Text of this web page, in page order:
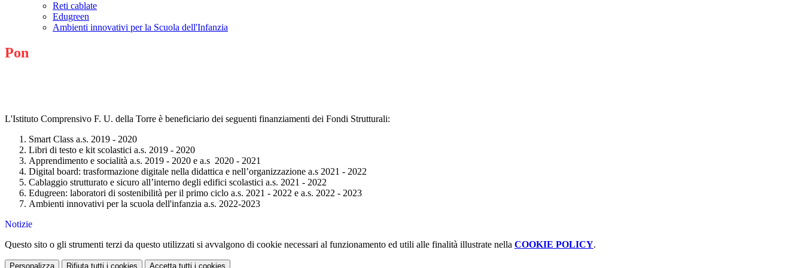
Reti cablate
Edugreen
Ambienti innovativi per la Scuola dell'Infanzia
Pon
L'Istituto Comprensivo F. U. della Torre è beneficiario dei seguenti finanziamenti dei Fondi Strutturali:
Smart Class a.s. 2019 - 2020
Libri di testo e kit scolastici a.s. 2019 - 2020
Apprendimento e socialità a.s. 2019 - 2020 e a.s 2020 - 2021
Digital board: trasformazione digitale nella didattica e nell’organizzazione a.s 2021 - 2022
Cablaggio strutturato e sicuro all’interno degli edifici scolastici a.s. 2021 - 2022
Edugreen: laboratori di sostenibilità per il primo ciclo a.s. 2021 - 2022 e a.s. 2022 - 2023
Ambienti innovativi per la scuola dell'infanzia a.s. 2022-2023
Notizie
Questo sito o gli strumenti terzi da questo utilizzati si avvalgono di cookie necessari al funzionamento ed utili alle finalità illustrate nella COOKIE POLICY.
Personalizza Rifiuta tutti i cookies Accetta tutti i cookies